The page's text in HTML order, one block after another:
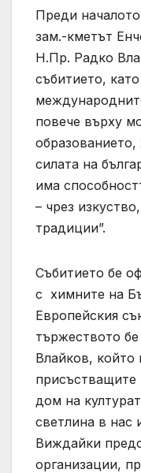
Преди
зам.-кметът
Н.Пр. Радко
събитието,
повече върху
силата на
има
– чрез
традиции”.
Събитието бе
с химните на
Европейския
тържеството
Влайков, който
присъстващите
дом на
светлина в нас
Виждайки
организации,